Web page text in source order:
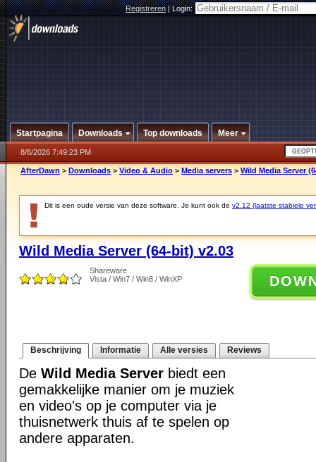
Registreren|Login:
Startpagina Downloads Top downloads Meer
8/6/2026 7:49:23 PM
AfterDawn > Downloads > Video & Audio > Media servers > Wild Media Server
Dit is een oude versie van deze software. Je kunt ook de v2.12 (laatste stabiele
Wild Media Server (64-bit) v2.03
Shareware
Vista / Win7 / Win8 / WinXP
Beschrijving Informatie Alle versies Reviews
De Wild Media Server biedt een
gemakkelijke manier om je muziek
en video's op je computer via je
thuisnetwerk thuis af te spelen op
andere apparaten.